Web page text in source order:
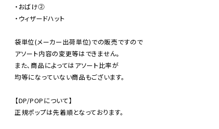
・おばけ②
・ウィザードハット
袋単位(メーカー出荷単位)での販売ですので
アソート内容の変更等はできません。
また、商品によってはアソート比率が
均等になっていない商品もございます。
【DP/POPについて】
正規ポップは先着順となっております。